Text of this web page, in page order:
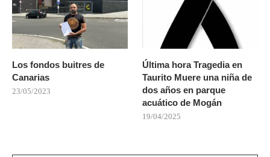
Los fondos buitres de
Canarias
23/05/2023
Última hora Tragedia en
Taurito Muere una niña de
dos años en parque
acuático de Mogán
19/04/2025